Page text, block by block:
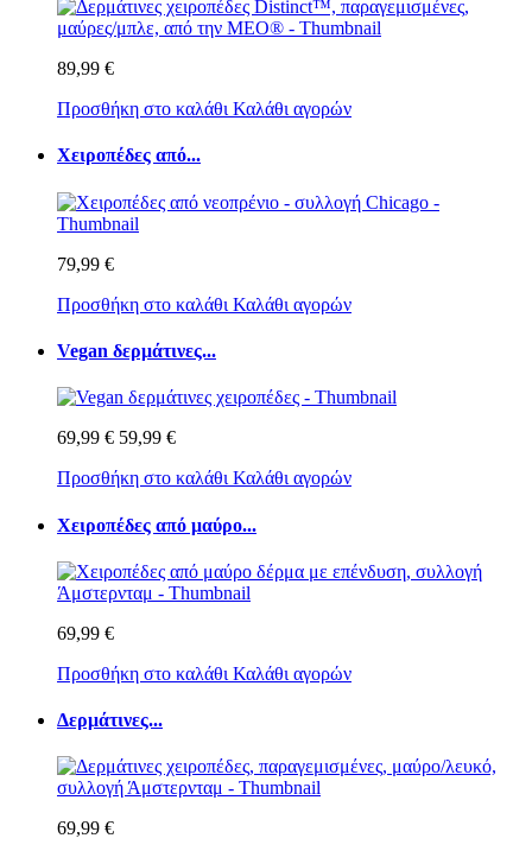
89,99 €
Προσθήκη στο καλάθι Καλάθι αγορών
Χειροπέδες από...
79,99 €
Προσθήκη στο καλάθι Καλάθι αγορών
Vegan δερμάτινες...
69,99 € 59,99 €
Προσθήκη στο καλάθι Καλάθι αγορών
Χειροπέδες από μαύρο...
69,99 €
Προσθήκη στο καλάθι Καλάθι αγορών
Δερμάτινες...
69,99 €